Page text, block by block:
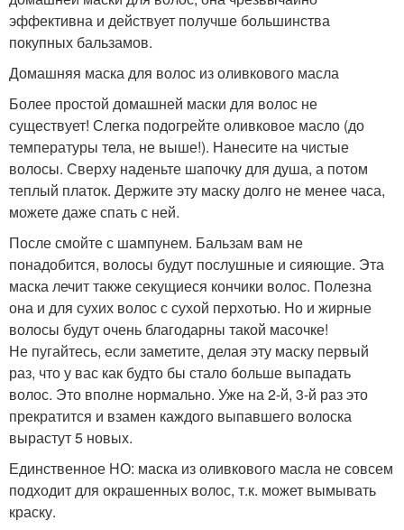
эффективна и действует получше большинства
покупных бальзамов.
Домашняя маска для волос из оливкового масла
Более простой домашней маски для волос не
существует! Слегка подогрейте оливковое масло (до
температуры тела, не выше!). Нанесите на чистые
волосы. Сверху наденьте шапочку для душа, а потом
теплый платок. Держите эту маску долго не менее часа,
можете даже спать с ней.
После смойте с шампунем. Бальзам вам не
понадобится, волосы будут послушные и сияющие. Эта
маска лечит также секущиеся кончики волос. Полезна
она и для сухих волос с сухой перхотью. Но и жирные
волосы будут очень благодарны такой масочке!
Не пугайтесь, если заметите, делая эту маску первый
раз, что у вас как будто бы стало больше выпадать
волос. Это вполне нормально. Уже на 2-й, 3-й раз это
прекратится и взамен каждого выпавшего волоска
вырастут 5 новых.
Единственное НО: маска из оливкового масла не совсем
подходит для окрашенных волос, т.к. может вымывать
краску.